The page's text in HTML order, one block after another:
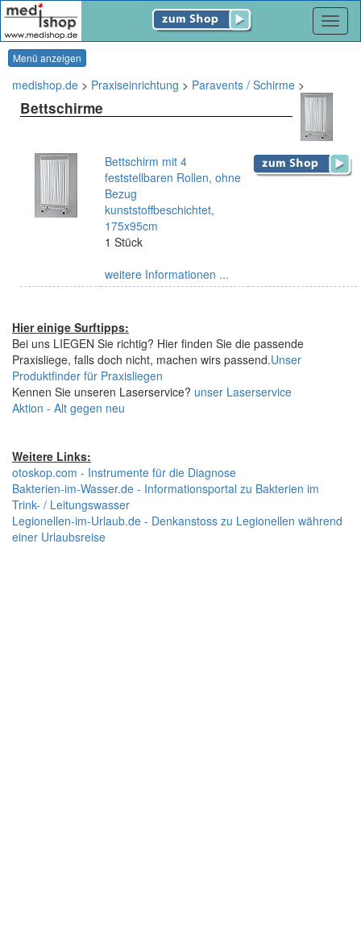
Menü anzeigen
medishop.de > Praxiseinrichtung > Paravents / Schirme >
Bettschirme
Bettschirm mit 4
feststellbaren Rollen, ohne
Bezug
kunststoffbeschichtet,
175x95cm
1 Stück
weitere Informationen ...
Hier einige Surftipps:
Bei uns LIEGEN Sie richtig? Hier finden Sie die passende
Praxisliege, falls doch nicht, machen wirs passend.Unser
Produktfinder für Praxisliegen
Kennen Sie unseren Laserservice? unser Laserservice
Aktion - Alt gegen neu
Weitere Links:
otoskop.com - Instrumente für die Diagnose
Bakterien-im-Wasser.de - Informationsportal zu Bakterien im
Trink- / Leitungswasser
Legionellen-im-Urlaub.de - Denkanstoss zu Legionellen während
einer Urlaubsreise